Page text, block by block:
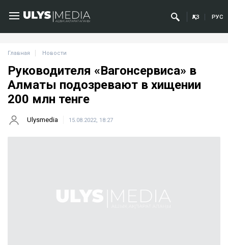
ҚАЗ РУС
Главная Новости
Руководителя «Вагонсервиса» в
Алматы подозревают в хищении
200 млн тенге
Ulysmedia 15.08.2022, 18:27